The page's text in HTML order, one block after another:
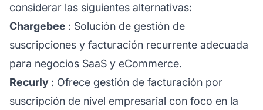
considerar las siguientes alternativas:
Chargebee : Solución de gestión de
suscripciones y facturación recurrente adecuada
para negocios SaaS y eCommerce.
Recurly : Ofrece gestión de facturación por
suscripción de nivel empresarial con foco en la